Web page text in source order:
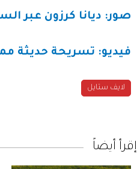
صور: ديانا كرزون عبر
فيديو: تسريحة حديثة
لايف ستايل
إقرأ أيضاً